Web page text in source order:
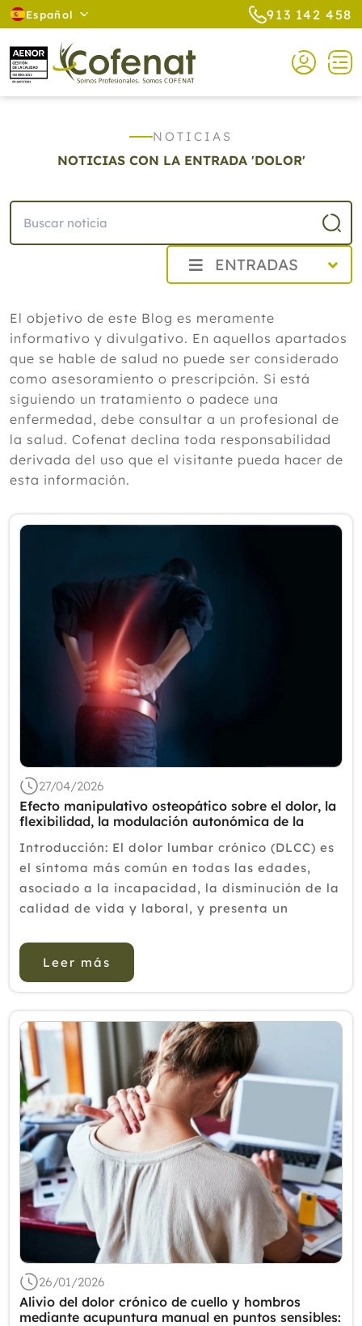
Español 913 142 458
NOTICIAS
NOTICIAS CON LA ENTRADA 'DOLOR'
ENTRADAS
Agosto
Cistitis en verano: cinco remedios
naturales para aliviar los síntomas,
según un experto
Julio
Junio
Mayo
Marzo
Enero
2023
2022
2021
2020
2019
2018
2016
2015
2014
2013
El objetivo de este Blog es meramente
informativo y divulgativo. En aquellos apartados
que se hable de salud no puede ser considerado
como asesoramiento o prescripción. Si está
siguiendo un tratamiento o padece una
enfermedad, debe consultar a un profesional de
la salud. Cofenat declina toda responsabilidad
derivada del uso que el visitante pueda hacer de
esta información.
27/04/2026
Efecto manipulativo osteopático sobre el dolor, la
flexibilidad, la modulación autonómica de la
en pacientes con lumbalgia crónica
Introducción: El dolor lumbar crónico (DLCC) es
el síntoma más común en todas las edades,
asociado a la incapacidad, la disminución de la
calidad de vida y laboral, y presenta un
tratamiento manip...
Leer más
26/01/2026
Alivio del dolor crónico de cuello y hombros
mediante acupuntura manual en puntos sensibles: